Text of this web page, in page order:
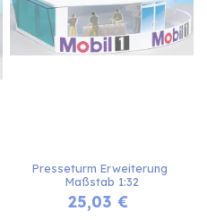
Presseturm Erweiterung
Maßstab 1:32
25,03 €